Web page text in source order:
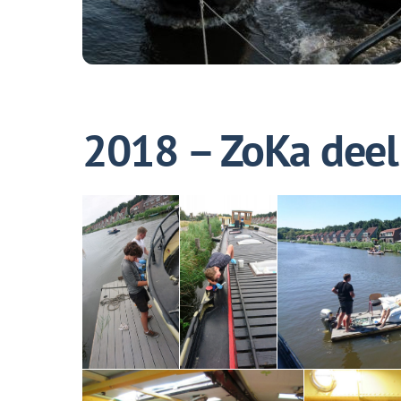
2018 – ZoKa